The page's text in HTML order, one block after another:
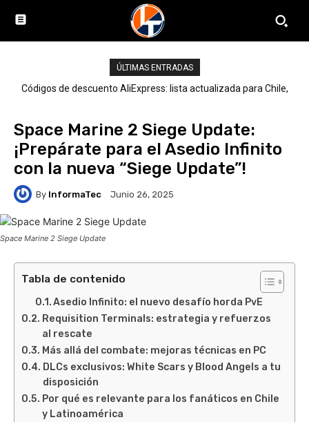
ÚLTIMAS ENTRADAS
Códigos de descuento AliExpress: lista actualizada para Chile,
Space Marine 2 Siege Update:
¡Prepárate para el Asedio Infinito
con la nueva “Siege Update”!
By InformaTec Junio 26, 2025
Space Marine 2 Siege Update
Tabla de contenido
Asedio Infinito: el nuevo desafío horda PvE
Requisition Terminals: estrategia y refuerzos
al rescate
Más allá del combate: mejoras técnicas en PC
DLCs exclusivos: White Scars y Blood Angels a tu
disposición
Por qué es relevante para los fanáticos en Chile
y Latinoamérica